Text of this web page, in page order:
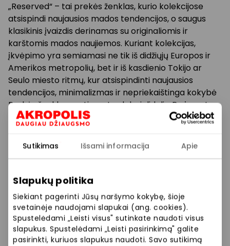
Sutikimas Išsami informacija Apie
Slapukų politika
Siekiant pagerinti Jūsų naršymo kokybę, šioje
svetainėje naudojami slapukai (ang. cookies).
Spustelėdami „Leisti visus" sutinkate naudoti visus
slapukus. Spustelėdami „Leisti pasirinkimą" galite
pasirinkti, kuriuos slapukus naudoti. Savo sutikimą
„Reserved“ – tai prekės ženklas, kurio kolekcijose
atsispindi naujausios mados tendencijos, o saugus
klasikinis įvaizdis derinamas su originaliomis ir
karštomis mados naujiemos. Kuriant kolekcijas,
įkvėpimo yra semiamasi ne tik iš didžiųjų Europos ir
Amerikos metropolių, bet ir iš kasdienio Tokijo ar
Seulo miesto ritmų, kur atsispindinti naujausios
tendencijos, minimalizmas ir nepriekaištinga kokybė
Prekės ženklo asortimentas labai didelis. Be įprastų
kolekcijų moterims, vyrams ir vaikams, „Reserved“
parduotuvėse galima rasti unisex drabužių ir nišinių
kolekcijų. Viena iš jų – tai speciali kolekcija
„Maternity“, skirta besilaukiančioms. Kiekvienais
pastangų skiria išbandydamas naujus sprendimus
tvarios mados srityje ir didina gamtai draugiškų
drabužių kiekį savo kolekcijose. Tokius drabužius
rasite pažymėtus specialia „Eco Aware“ etikete.
Siūlome platų prekių pasirinkimą: suknelės, paltai,